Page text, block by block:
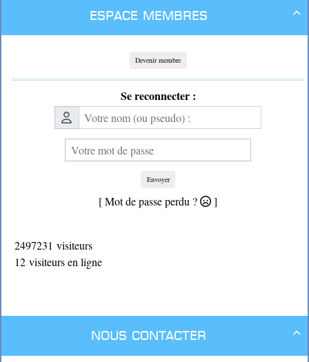

Espace membres
Devenir membre
Se reconnecter :
Envoyer
[ Mot de passe perdu ? ]
2497231 visiteurs
12 visiteurs en ligne

Nous contacter